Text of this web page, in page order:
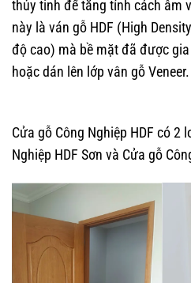
thủy tinh để tăng tính cách âm
này là ván gỗ HDF (High
độ cao) mà bề mặt đã được
hoặc dán lên lớp vân gỗ Veneer.
Cửa gỗ Công Nghiệp HDF có 2
Nghiệp HDF Sơn và Cửa gỗ